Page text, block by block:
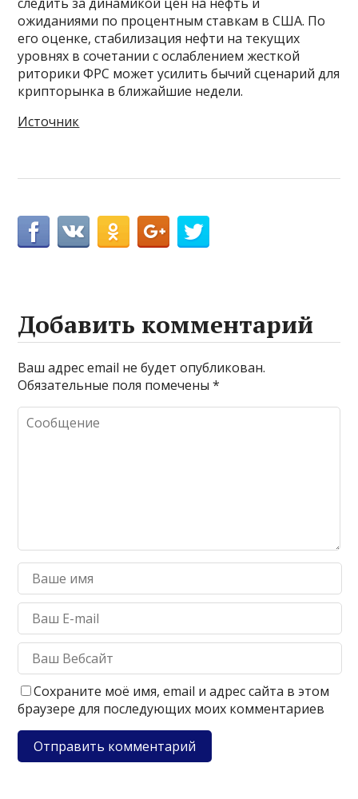
ожиданиями по процентным ставкам в США. По
его оценке, стабилизация нефти на текущих
уровнях в сочетании с ослаблением жесткой
риторики ФРС может усилить бычий сценарий для
крипторынка в ближайшие недели.
Источник
Добавить комментарий
Ваш адрес email не будет опубликован.
Обязательные поля помечены*
Сохраните моё имя, email и адрес сайта в этом
браузере для последующих моих комментариев